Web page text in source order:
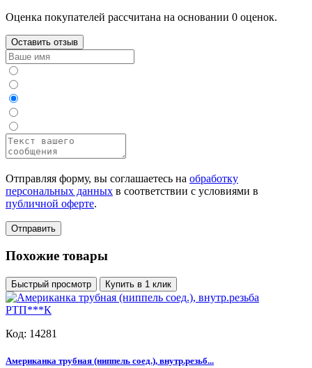
Оценка покупателей рассчитана на основании 0 оценок.
Оставить отзыв
Отправляя форму, вы соглашаетесь на обработку
персональных данных в соответствии с условиями в
публичной оферте.
Отправить
Похожие товары
Быстрый просмотр Купить в 1 клик
Код: 14281
Американка трубная (ниппель соед.), внутр.резьб...